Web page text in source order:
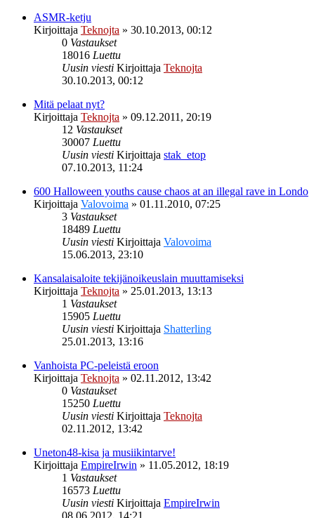
ASMR-ketju
Kirjoittaja Teknojta » 30.10.2013, 00:12
0 Vastaukset
18016 Luettu
Uusin viesti Kirjoittaja Teknojta
30.10.2013, 00:12
Mitä pelaat nyt?
Kirjoittaja Teknojta » 09.12.2011, 20:19
12 Vastaukset
30007 Luettu
Uusin viesti Kirjoittaja stak_etop
07.10.2013, 11:24
600 Halloween youths cause chaos at an illegal rave in Londo
Kirjoittaja Valovoima » 01.11.2010, 07:25
3 Vastaukset
18489 Luettu
Uusin viesti Kirjoittaja Valovoima
15.06.2013, 23:10
Kansalaisaloite tekijänoikeuslain muuttamiseksi
Kirjoittaja Teknojta » 25.01.2013, 13:13
1 Vastaukset
15905 Luettu
Uusin viesti Kirjoittaja Shatterling
25.01.2013, 13:16
Vanhoista PC-peleistä eroon
Kirjoittaja Teknojta » 02.11.2012, 13:42
0 Vastaukset
15250 Luettu
Uusin viesti Kirjoittaja Teknojta
02.11.2012, 13:42
Uneton48-kisa ja musiikintarve!
Kirjoittaja EmpireIrwin » 11.05.2012, 18:19
1 Vastaukset
16573 Luettu
Uusin viesti Kirjoittaja EmpireIrwin
08.06.2012, 14:21